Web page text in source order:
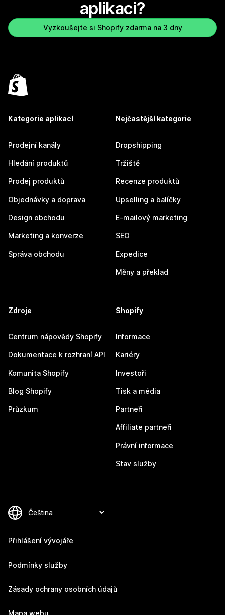
aplikaci?
Vyzkoušejte si Shopify zdarma na 3 dny
Kategorie aplikací
Prodejní kanály
Hledání produktů
Prodej produktů
Objednávky a doprava
Design obchodu
Marketing a konverze
Správa obchodu
Nejčastější kategorie
Dropshipping
Tržiště
Recenze produktů
Upselling a balíčky
E-mailový marketing
SEO
Expedice
Měny a překlad
Zdroje
Centrum nápovědy Shopify
Dokumentace k rozhraní API
Komunita Shopify
Blog Shopify
Průzkum
Shopify
Informace
Kariéry
Investoři
Tisk a média
Partneři
Affiliate partneři
Právní informace
Stav služby
Přihlášení vývojáře
Podmínky služby
Zásady ochrany osobních údajů